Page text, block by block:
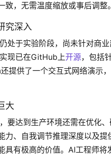
致，无需温度缩放或事后调整。
究深入
处于实验阶段，尚未针对商
现已在GitHub上开源，包括
提供了一个交互式网络演示
大
要达到生产环境还需在优化
力、自我调节推理深度以及
具有极高的价值。AI工程师